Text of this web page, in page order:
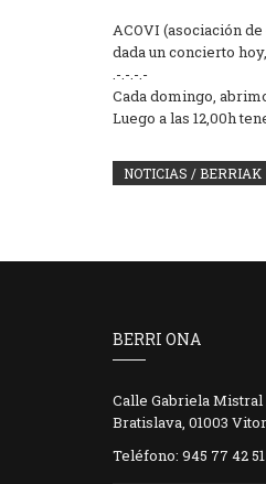
ACOVI (asociación
dada un concierto
.-.-.-.-
Cada domingo,
Luego a las 12,00h
NOTICIAS / BERRIAK
BERRI ONA
Calle Gabriela Mistral
Bratislava, 01003
Teléfono: 945 77 42 51